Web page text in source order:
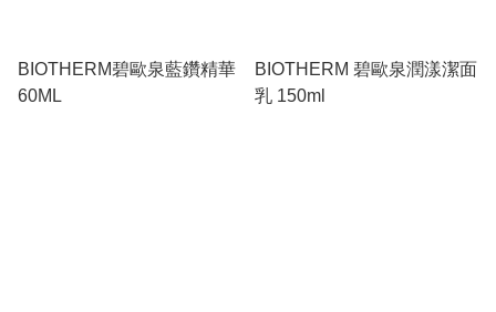
BIOTHERM碧歐泉藍鑽精華
60ML
BIOTHERM 碧歐泉潤漾潔面
乳 150ml